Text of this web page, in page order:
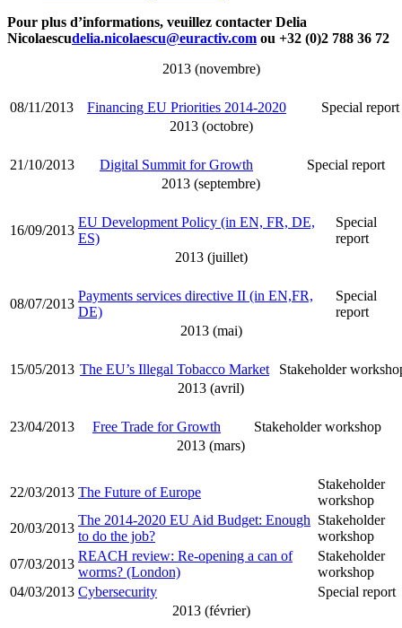
Pour plus d’informations, veuillez contacter Delia
Nicolaescudelia.nicolaescu@euractiv.com ou +32 (0)2 788 36 72
2013 (novembre)
08/11/2013 Financing EU Priorities 2014-2020
Special report
2013 (octobre)
21/10/2013 Digital Summit for Growth
Special report
2013 (septembre)
16/09/2013
EU Development Policy (in EN, FR, DE,
ES)
Special
report
2013 (juillet)
08/07/2013
Payments services directive II (in EN,FR,
DE)
Special
report
2013 (mai)
15/05/2013 The EU’s Illegal Tobacco Market
Stakeholder
2013 (avril)
23/04/2013 Free Trade for Growth
Stakeholder workshop
2013 (mars)
22/03/2013 The Future of Europe
Stakeholder
workshop
20/03/2013
The 2014-2020 EU Aid Budget: Enough
to do the job?
Stakeholder
workshop
07/03/2013
REACH review: Re-opening a can of
worms? (London)
Stakeholder
workshop
04/03/2013 Cybersecurity
Special report
2013 (février)